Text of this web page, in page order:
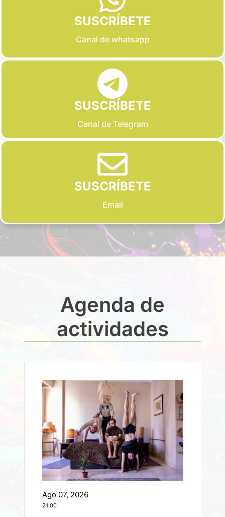
SUSCRÍBETE
Canal de whatsapp
SUSCRÍBETE
Canal de Telegram
SUSCRÍBETE
Email
Agenda de
actividades
Ago 07, 2026
21:00